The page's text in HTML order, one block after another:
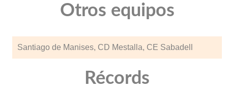
Otros equipos
Santiago de Manises, CD Mestalla, CE Sabadell
Récords